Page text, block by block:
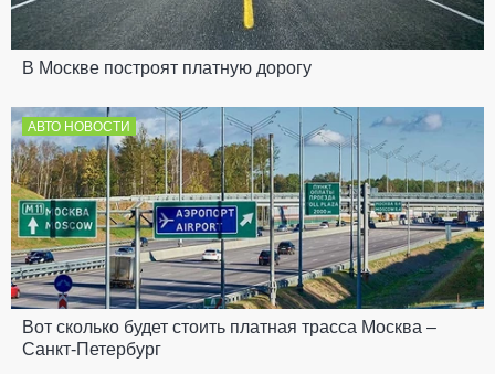
В Москве построят платную дорогу
АВТО НОВОСТИ
Вот сколько будет стоить платная трасса Москва –
Санкт-Петербург